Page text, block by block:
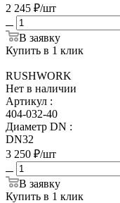
2 245 ₽/шт
В заявку
Купить в 1 клик
RUSHWORK
Нет в наличии
Артикул :
404-032-40
Диаметр DN :
DN32
3 250 ₽/шт
В заявку
Купить в 1 клик